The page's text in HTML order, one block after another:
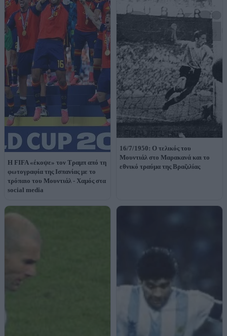
Η FIFA «έκοψε» τον Τραμπ από τη
φωτογραφία της Ισπανίας με το
τρόπαιο του Μουντιάλ - Χαμός στα
social media
16/7/1950: Ο τελικός του
Μουντιάλ στο Μαρακανά και το
εθνικό τραύμα της Βραζιλίας